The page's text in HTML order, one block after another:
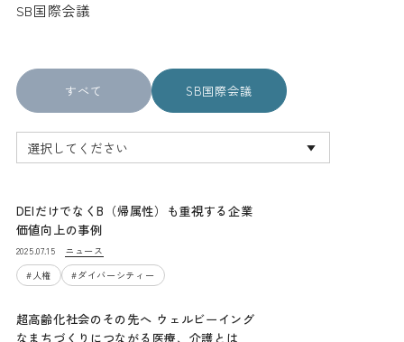
SB国際会議
すべて SB国際会議
DEIだけでなくB（帰属性）も重視する企業
価値向上の事例
2025.07.15
ニュース
# 人権 #ダイバーシティー
超高齢化社会のその先へ ウェルビーイング
なまちづくりにつながる医療、介護とは